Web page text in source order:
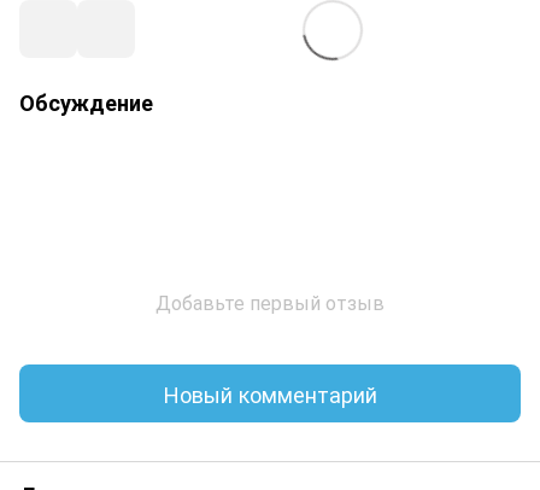
Обсуждение
Добавьте первый отзыв
Новый комментарий